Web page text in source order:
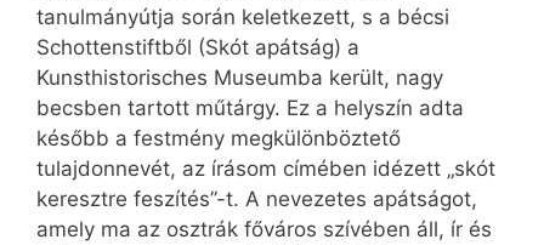
tanulmányútja során keletkezett, s a bécsi
Schottenstiftből (Skót apátság) a
Kunsthistorisches Museumba került, nagy
becsben tartott műtárgy. Ez a helyszín adta
később a festmény megkülönböztető
tulajdonnevét, az írásom címében idézett „skót
keresztre feszítés”-t. A nevezetes apátságot,
amely ma az osztrák főváros szívében áll, ír és